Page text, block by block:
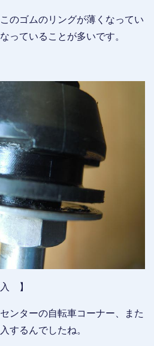
のゴムのリングが薄くなってい
っていることが多いです。
】
ンターの自転車コーナー、また
するんでしたね。